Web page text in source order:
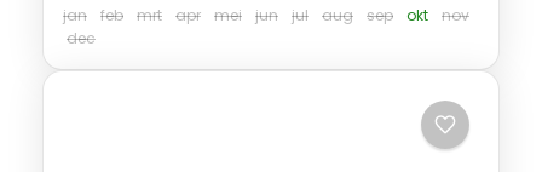
jan feb mrt apr mei jun jul aug sep okt
nov
dec